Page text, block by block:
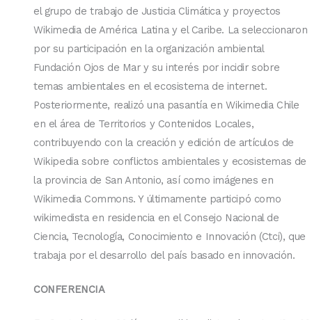
el grupo de trabajo de Justicia Climática y proyectos
Wikimedia de América Latina y el Caribe. La seleccionaron
por su participación en la organización ambiental
Fundación Ojos de Mar y su interés por incidir sobre
temas ambientales en el ecosistema de internet.
Posteriormente, realizó una pasantía en Wikimedia Chile
en el área de Territorios y Contenidos Locales,
contribuyendo con la creación y edición de artículos de
Wikipedia sobre conflictos ambientales y ecosistemas de
la provincia de San Antonio, así como imágenes en
Wikimedia Commons. Y últimamente participó como
wikimedista en residencia en el Consejo Nacional de
Ciencia, Tecnología, Conocimiento e Innovación (Ctci), que
trabaja por el desarrollo del país basado en innovación.
CONFERENCIA